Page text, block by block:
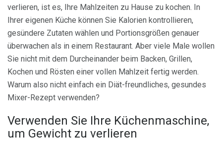
verlieren, ist es, Ihre Mahlzeiten zu Hause zu kochen. In
Ihrer eigenen Küche können Sie Kalorien kontrollieren,
gesündere Zutaten wählen und Portionsgrößen genauer
überwachen als in einem Restaurant. Aber viele Male wollen
Sie nicht mit dem Durcheinander beim Backen, Grillen,
Kochen und Rösten einer vollen Mahlzeit fertig werden.
Warum also nicht einfach ein Diät-freundliches, gesundes
Mixer-Rezept verwenden?
Verwenden Sie Ihre Küchenmaschine,
um Gewicht zu verlieren